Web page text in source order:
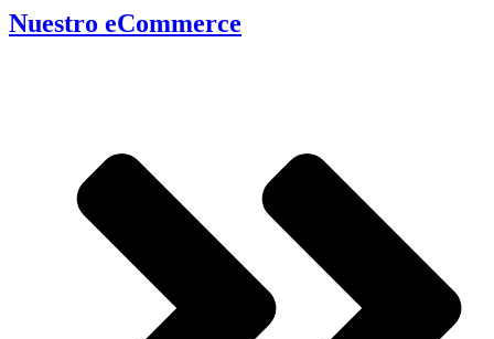
Nuestro eCommerce